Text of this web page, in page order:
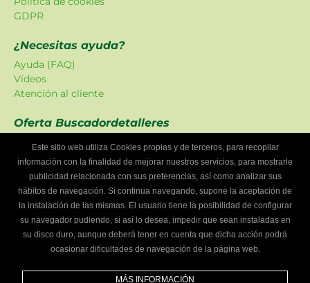
GDPR
¿Necesitas ayuda?
Ayuda (FAQ)
Vídeos
Atención al cliente
Oferta Buscadordetalleres
Las promociones han sido creadas en exclusiva para
nuestra plataforma.
¿Eres un taller mecánico?
Escríbenos y te informaremos cómo formar parte de
Buscador de talleres.
Infórmate
Síguenos
Este sitio web utiliza Cookies propias y de terceros, para recopilar
información con la finalidad de mejorar nuestros servicios, para mostrarle
publicidad relacionada con sus preferencias, así como analizar sus
hábitos de navegación. Si continua navegando, supone la aceptación de
la instalación de las mismas. El usuario tiene la posibilidad de configurar
su navegador pudiendo, si así lo desea, impedir que sean instaladas en
su disco duro, aunque deberá tener en cuenta que dicha acción podrá
ocasionar dificultades de navegación de la página web.
MÁS INFORMACIÓN